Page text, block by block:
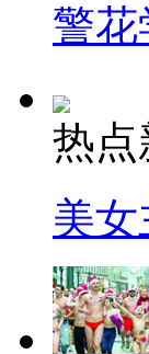
警
热点
美